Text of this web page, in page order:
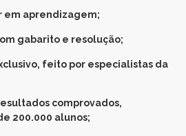
em aprendizagem;
gabarito e resolução;
feito por especialistas da
comprovados,
200.000 alunos;